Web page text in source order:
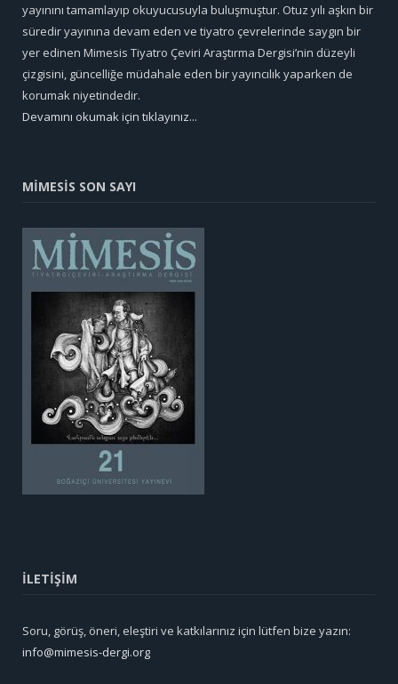
yayınını tamamlayıp okuyucusuyla buluşmuştur. Otuz yılı aşkın bir
süredir yayınına devam eden ve tiyatro çevrelerinde saygın bir
yer edinen Mimesis Tiyatro Çeviri Araştırma Dergisi’nin düzeyli
çizgisini, güncelliğe müdahale eden bir yayıncılık yaparken de
korumak niyetindedir.
Devamını okumak için tıklayınız...
MİMESİS SON SAYI
İLETİŞİM
Soru, görüş, öneri, eleştiri ve katkılarınız için lütfen bize yazın:
info@mimesis-dergi.org